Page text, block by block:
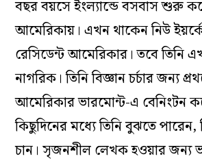
বছর বয়সে ইংল্যান্ডে বসবাস শুরু
আমেরিকায়। এখন থাকেন নিউ
রেসিডেন্ট আমেরিকার। তবে তিনি
নাগরিক। তিনি বিজ্ঞান চর্চার জন্য
আমেরিকার ভারমোন্ট-এ বেনিংটন
কিছুদিনের মধ্যে তিনি বুঝতে
চান। সৃজনশীল লেখক হওয়ার জন্য